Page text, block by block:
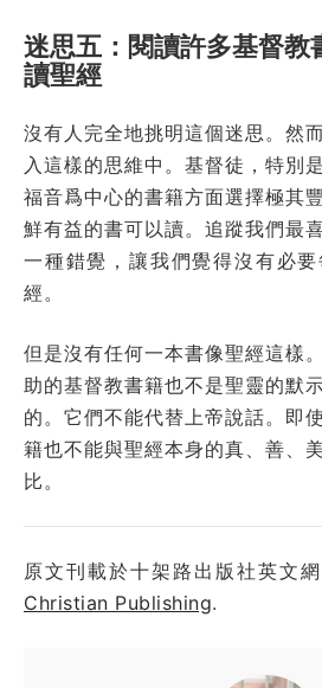
迷思五：閱讀許多基督教
讀聖經
沒有人完全地挑明這個迷思。然
入這樣的思維中。基督徒，特別
福音爲中心的書籍方面選擇極其
鮮有益的書可以讀。追蹤我們最
一種錯覺，讓我們覺得沒有必
經。
但是沒有任何一本書像聖經這樣
助的基督教書籍也不是聖靈的默
的。它們不能代替上帝說話。即
籍也不能與聖經本身的真、善、
比。
原文刊載於十架路出版社英文網
Christian Publishing.